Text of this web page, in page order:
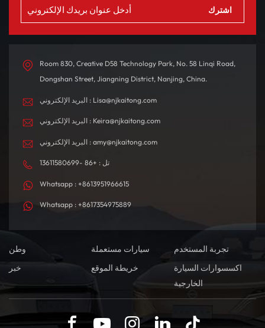
Room 830, Creative D58 Technology Park, No. 58 Linqi Road,
Dongshan Street, Jiangning District, Nanjing, China.
البريد الإلكتروني : Lisa@njkaitong.com
البريد الإلكتروني : Keira@njkaitong.com
البريد الإلكتروني : amy@njkaitong.com
تل : +86 -13611580699
Whatsapp : +8613951966615
Whatsapp : +8617354975889
وطن سيارات مستعملة
تجربة المستخدم
خبر
خريطة الموقع
اكسسوارات السيارة
الخارجية